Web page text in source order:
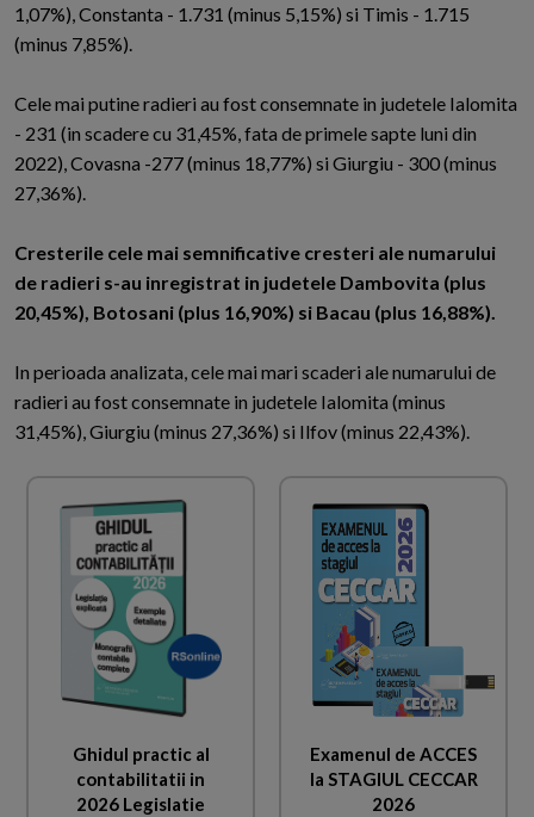
1,07%), Constanta - 1.731 (minus 5,15%) si Timis - 1.715
(minus 7,85%).
Cele mai putine radieri au fost consemnate in judetele Ialomita
- 231 (in scadere cu 31,45%, fata de primele sapte luni din
2022), Covasna -277 (minus 18,77%) si Giurgiu - 300 (minus
27,36%).
Cresterile cele mai semnificative cresteri ale numarului
de radieri s-au inregistrat in judetele Dambovita (plus
20,45%), Botosani (plus 16,90%) si Bacau (plus 16,88%).
In perioada analizata, cele mai mari scaderi ale numarului de
radieri au fost consemnate in judetele Ialomita (minus
31,45%), Giurgiu (minus 27,36%) si Ilfov (minus 22,43%).
Ghidul practic al
contabilitatii in
2026 Legislatie
Examenul de ACCES
la STAGIUL CECCAR
2026